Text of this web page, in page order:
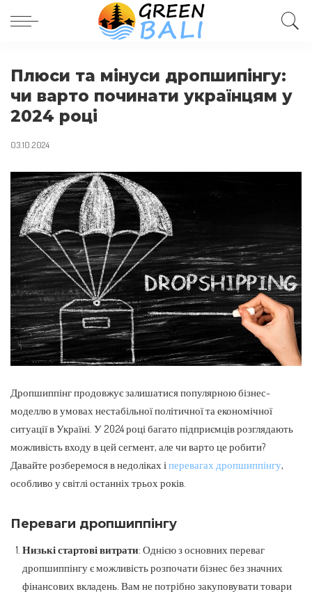
Плюси та мінуси дропшипінгу:
чи варто починати українцям у
2024 році
03.10.2024
Дропшиппінг продовжує залишатися популярною бізнес-
моделлю в умовах нестабільної політичної та економічної
ситуації в Україні. У 2024 році багато підприємців розглядають
можливість входу в цей сегмент, але чи варто це робити?
Давайте розберемося в недоліках і перевагах дропшиппінгу,
особливо у світлі останніх трьох років.
Переваги дропшиппінгу
Низькі стартові витрати: Однією з основних переваг
дропшиппінгу є можливість розпочати бізнес без значних
фінансових вкладень. Вам не потрібно закуповувати товари